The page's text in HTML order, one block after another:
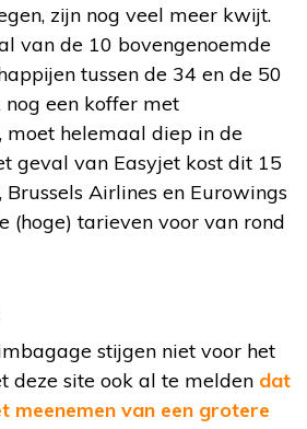
zijn nog veel meer kwijt.
van de 10 bovengenoemde
tussen de 34 en de 50
een koffer met
moet helemaal diep in de
geval van Easyjet kost dit 15
Brussels Airlines en Eurowings
(hoge) tarieven voor van rond
stijgen niet voor het
deze site ook al te melden dat
meenemen van een grotere